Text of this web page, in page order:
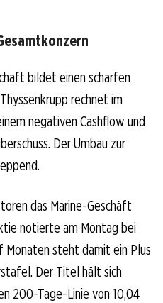
bildet einen scharfen
rechnet im
negativen Cashflow und
Der Umbau zur
das Marine-Geschäft
notierte am Montag bei
Monaten steht damit ein Plus
Der Titel hält sich
200-Tage-Linie von 10,04